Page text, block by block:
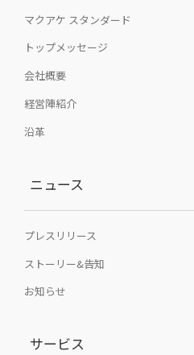
マクアケ スタンダード
トップメッセージ
会社概要
経営陣紹介
沿革
ニュース
プレスリリース
ストーリー&告知
お知らせ
サービス